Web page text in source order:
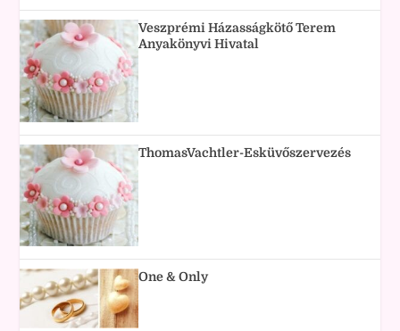
Veszprémi Házasságkötő Terem
Anyakönyvi Hivatal
ThomasVachtler-Esküvőszervezés
One & Only